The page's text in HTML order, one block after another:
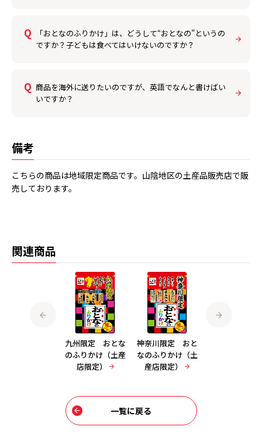
「おとなのふりかけ」は、どうして“おとなの”というの
ですか？子どもは食べてはいけないのですか？
商品を海外に送りたいのですが、英語でなんと書けばい
いですか？
備考
こちらの商品は地域限定商品です。山陰地区の土産品販売店で販
売しております。
関連商品
九州限定 おとな
のふりかけ（土産
店限定）
神奈川限定 おと
なのふりかけ（土
産店限定）
一覧に戻る